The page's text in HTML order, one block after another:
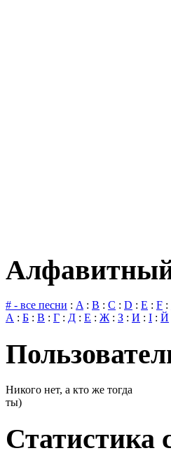
Алфавитный
# - все песни : A: B : C : D : E : F :
А : Б : В : Г : Д : Е : Ж: З : И : І : Й
Никого нет, а кто же тогда
ты)
Статистика